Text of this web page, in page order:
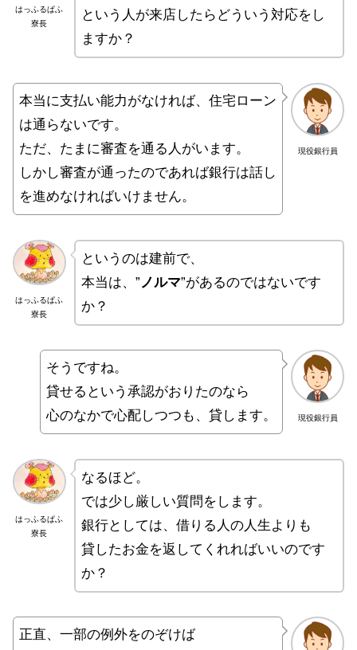
はっふるぱふ
寮長
という人が来店したらどういう対応をし
ますか？
現役銀行員
本当に支払い能力がなければ、住宅ローン
は通らないです。
ただ、たまに審査を通る人がいます。
しかし審査が通ったのであれば銀行は話し
を進めなければいけません。
はっふるぱふ
寮長
というのは建前で、
本当は、” ノルマ”があるのではないです
か？
現役銀行員
そうですね。
貸せるという承認がおりたのなら
心のなかで心配しつつも、貸します。
はっふるぱふ
寮長
なるほど。
では少し厳しい質問をします。
銀行としては、借りる人の人生よりも
貸したお金を返してくれればいいのです
か？
正直、一部の例外をのぞけば